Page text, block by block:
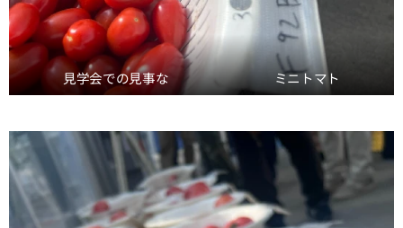
見学会での見事な ミニトマト